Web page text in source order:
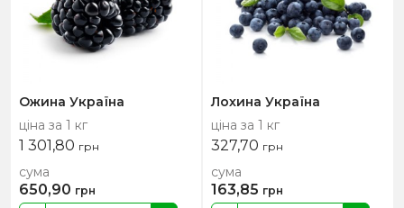
Ожина Україна
ціна за 1 кг
1 301,80 грн
сума
650,90 грн
Лохина Україна
ціна за 1 кг
327,70 грн
сума
163,85 грн